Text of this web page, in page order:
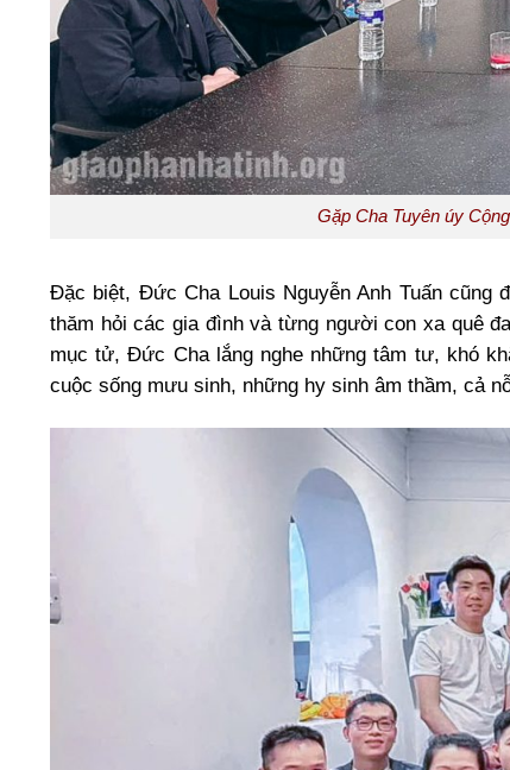
Gặp Cha Tuyên úy
Đặc biệt, Đức Cha Louis Nguyễn Anh Tuấn cũng
thăm hỏi các gia đình và từng người con xa quê
mục tử, Đức Cha lắng nghe những tâm tư, khó
cuộc sống mưu sinh, những hy sinh âm thầm, cả